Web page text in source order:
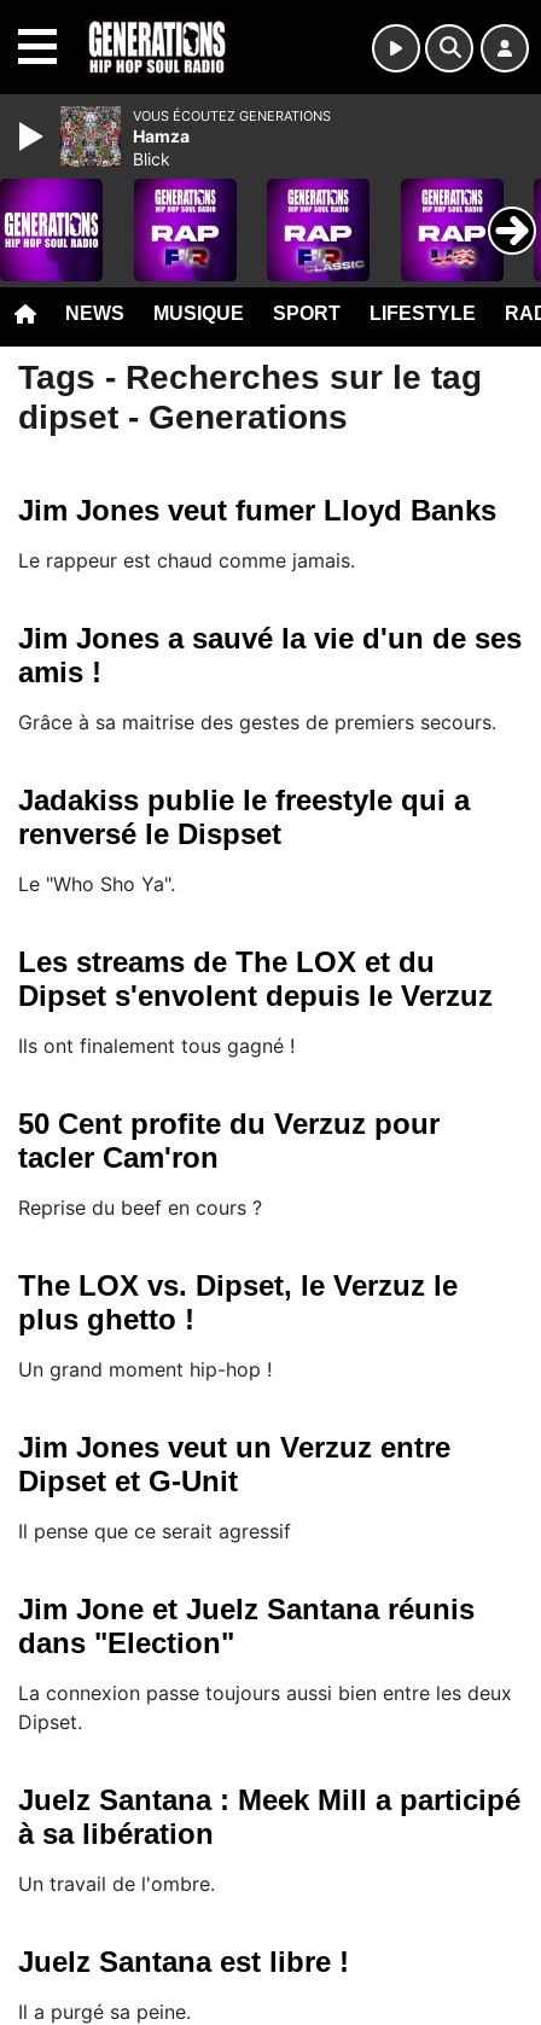
NEWS MUSIQUE SPORT LIFESTYLE
Tags - Recherches sur le tag
dipset - Generations
Jim Jones veut fumer Lloyd Banks
Le rappeur est chaud comme jamais.
Jim Jones a sauvé la vie d'un de ses
amis !
Grâce à sa maitrise des gestes de premiers secours.
Jadakiss publie le freestyle qui a
renversé le Dispset
Le "Who Sho Ya".
Les streams de The LOX et du
Dipset s'envolent depuis le Verzuz
Ils ont finalement tous gagné !
50 Cent profite du Verzuz pour
tacler Cam'ron
Reprise du beef en cours ?
The LOX vs. Dipset, le Verzuz le
plus ghetto !
Un grand moment hip-hop !
Jim Jones veut un Verzuz entre
Dipset et G-Unit
Il pense que ce serait agressif
Jim Jone et Juelz Santana réunis
dans "Election"
La connexion passe toujours aussi bien entre les deux
Dipset.
Juelz Santana : Meek Mill a participé
à sa libération
Un travail de l'ombre.
Juelz Santana est libre !
Il a purgé sa peine.
VOUS ÉCOUTEZ GENERATIONS
Hamza
Blick